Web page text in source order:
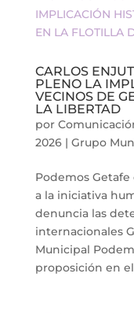
CARLOS
PLENO LA
VECINOS DE
LA LIBERTAD
por
2026| Grupo
Podemos
a la iniciativa
denuncia las
internacionales
Municipal
proposición en